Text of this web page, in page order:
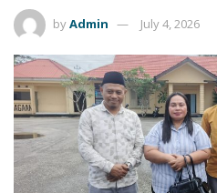
byAdmin July 4, 2026